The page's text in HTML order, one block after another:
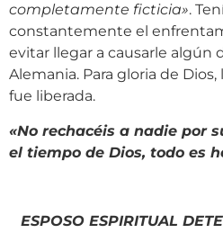
completamente ficticia».
constantemente el
evitar llegar a causarle algún
Alemania. Para gloria de Dios,
fue liberada.
«No rechacéis a nadie por
el tiempo de Dios, todo es
ESPOSO ESPIRITUAL